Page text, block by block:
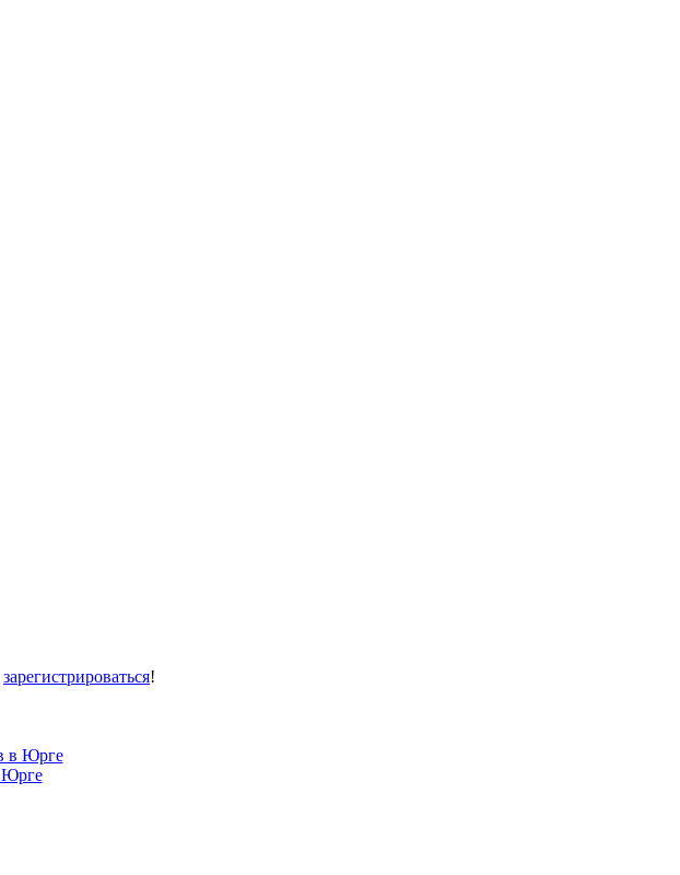
зарегистрироваться!